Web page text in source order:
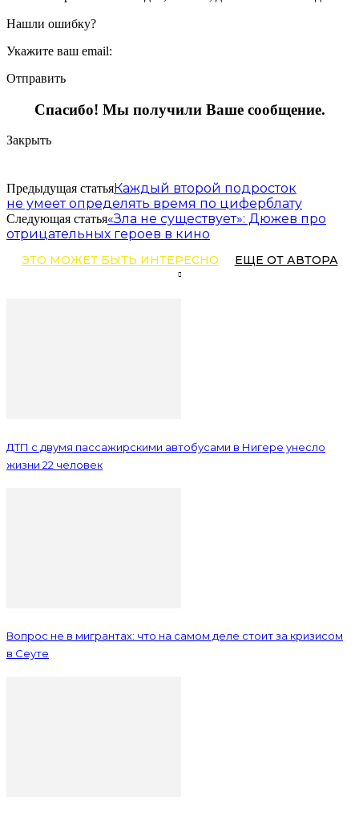
Нашли ошибку?
Укажите ваш email:
Отправить
Спасибо! Мы получили Ваше сообщение.
Закрыть
Предыдущая статьяКаждый второй подросток
не умеет определять время по циферблату
Следующая статья«Зла не существует»: Дюжев про
отрицательных героев в кино
ЭТО МОЖЕТ БЫТЬ ИНТЕРЕСНО ЕЩЕ ОТ АВТОРА
ДТП с двумя пассажирскими автобусами в Нигере унесло
жизни 22 человек
Вопрос не в мигрантах: что на самом деле стоит за кризисом
в Сеуте